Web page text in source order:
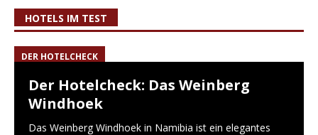
HOTELS IM TEST
DER HOTELCHECK
Der Hotelcheck: Das Weinberg
Windhoek
Das Weinberg Windhoek in Namibia ist ein elegantes